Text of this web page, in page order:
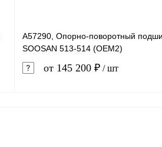
A57290, Опорно-поворотный
SOOSAN 513-514 (OEM2)
от 145 200 ₽ / шт